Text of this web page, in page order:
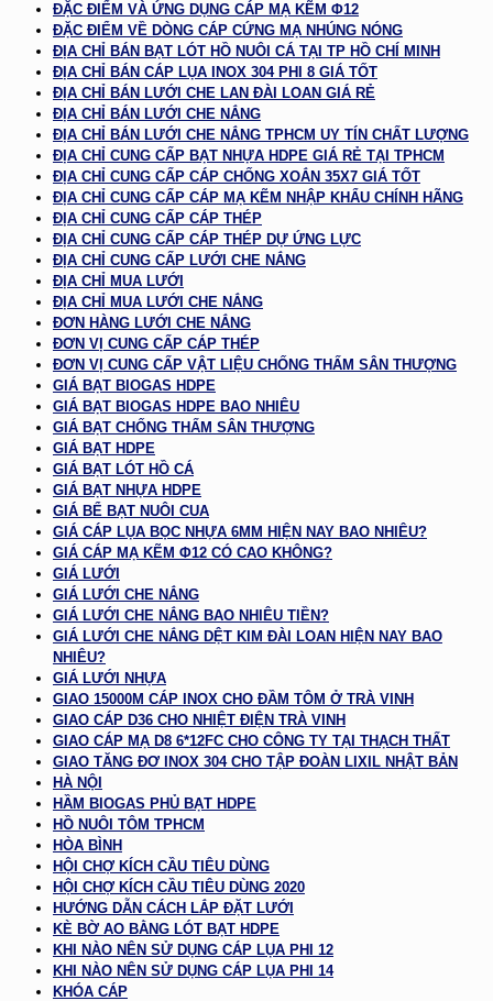
ĐẶC ĐIỂM VÀ ỨNG DỤNG CÁP MẠ KẼM Φ12
ĐẶC ĐIỂM VỀ DÒNG CÁP CỨNG MẠ NHÚNG NÓNG
ĐỊA CHỈ BÁN BẠT LÓT HỒ NUÔI CÁ TẠI TP HỒ CHÍ MINH
ĐỊA CHỈ BÁN CÁP LỤA INOX 304 PHI 8 GIÁ TỐT
ĐỊA CHỈ BÁN LƯỚI CHE LAN ĐÀI LOAN GIÁ RẺ
ĐỊA CHỈ BÁN LƯỚI CHE NẮNG
ĐỊA CHỈ BÁN LƯỚI CHE NẮNG TPHCM UY TÍN CHẤT LƯỢNG
ĐỊA CHỈ CUNG CẤP BẠT NHỰA HDPE GIÁ RẺ TẠI TPHCM
ĐỊA CHỈ CUNG CẤP CÁP CHỐNG XOẮN 35X7 GIÁ TỐT
ĐỊA CHỈ CUNG CẤP CÁP MẠ KẼM NHẬP KHẨU CHÍNH HÃNG
ĐỊA CHỈ CUNG CẤP CÁP THÉP
ĐỊA CHỈ CUNG CẤP CÁP THÉP DỰ ỨNG LỰC
ĐỊA CHỈ CUNG CẤP LƯỚI CHE NẮNG
ĐỊA CHỈ MUA LƯỚI
ĐỊA CHỈ MUA LƯỚI CHE NẮNG
ĐƠN HÀNG LƯỚI CHE NẮNG
ĐƠN VỊ CUNG CẤP CÁP THÉP
ĐƠN VỊ CUNG CẤP VẬT LIỆU CHỐNG THẤM SÂN THƯỢNG
GIÁ BẠT BIOGAS HDPE
GIÁ BẠT BIOGAS HDPE BAO NHIÊU
GIÁ BẠT CHỐNG THẤM SÂN THƯỢNG
GIÁ BẠT HDPE
GIÁ BẠT LÓT HỒ CÁ
GIÁ BẠT NHỰA HDPE
GIÁ BỂ BẠT NUÔI CUA
GIÁ CÁP LỤA BỌC NHỰA 6MM HIỆN NAY BAO NHIÊU?
GIÁ CÁP MẠ KẼM Φ12 CÓ CAO KHÔNG?
GIÁ LƯỚI
GIÁ LƯỚI CHE NẮNG
GIÁ LƯỚI CHE NẮNG BAO NHIÊU TIỀN?
GIÁ LƯỚI CHE NẮNG DỆT KIM ĐÀI LOAN HIỆN NAY BAO
NHIÊU?
GIÁ LƯỚI NHỰA
GIAO 15000M CÁP INOX CHO ĐẦM TÔM Ở TRÀ VINH
GIAO CÁP D36 CHO NHIỆT ĐIỆN TRÀ VINH
GIAO CÁP MẠ D8 6*12FC CHO CÔNG TY TẠI THẠCH THẤT
GIAO TĂNG ĐƠ INOX 304 CHO TẬP ĐOÀN LIXIL NHẬT BẢN
HÀ NỘI
HẦM BIOGAS PHỦ BẠT HDPE
HỒ NUÔI TÔM TPHCM
HÒA BÌNH
HỘI CHỢ KÍCH CẦU TIÊU DÙNG
HỘI CHỢ KÍCH CẦU TIÊU DÙNG 2020
HƯỚNG DẪN CÁCH LẮP ĐẶT LƯỚI
KÈ BỜ AO BẰNG LÓT BẠT HDPE
KHI NÀO NÊN SỬ DỤNG CÁP LỤA PHI 12
KHI NÀO NÊN SỬ DỤNG CÁP LỤA PHI 14
KHÓA CÁP